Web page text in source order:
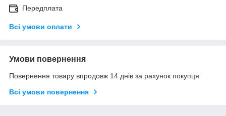
Передплата
Всі умови оплати
Умови повернення
Повернення товару впродовж 14 днів за рахунок покупця
Всі умови повернення